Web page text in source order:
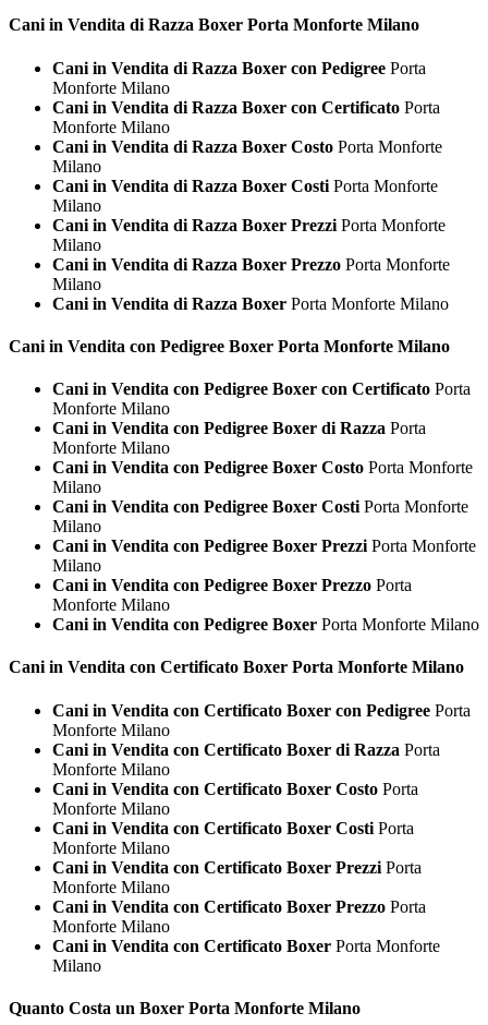
Cani in Vendita di Razza Boxer Porta Monforte Milano
Cani in Vendita di Razza Boxer con Pedigree Porta
Monforte Milano
Cani in Vendita di Razza Boxer con Certificato Porta
Monforte Milano
Cani in Vendita di Razza Boxer Costo Porta Monforte
Milano
Cani in Vendita di Razza Boxer Costi Porta Monforte
Milano
Cani in Vendita di Razza Boxer Prezzi Porta Monforte
Milano
Cani in Vendita di Razza Boxer Prezzo Porta Monforte
Milano
Cani in Vendita di Razza Boxer Porta Monforte Milano
Cani in Vendita con Pedigree Boxer Porta Monforte Milano
Cani in Vendita con Pedigree Boxer con Certificato Porta
Monforte Milano
Cani in Vendita con Pedigree Boxer di Razza Porta
Monforte Milano
Cani in Vendita con Pedigree Boxer Costo Porta Monforte
Milano
Cani in Vendita con Pedigree Boxer Costi Porta Monforte
Milano
Cani in Vendita con Pedigree Boxer Prezzi Porta Monforte
Milano
Cani in Vendita con Pedigree Boxer Prezzo Porta
Monforte Milano
Cani in Vendita con Pedigree Boxer Porta Monforte Milano
Cani in Vendita con Certificato Boxer Porta Monforte Milano
Cani in Vendita con Certificato Boxer con Pedigree Porta
Monforte Milano
Cani in Vendita con Certificato Boxer di Razza Porta
Monforte Milano
Cani in Vendita con Certificato Boxer Costo Porta
Monforte Milano
Cani in Vendita con Certificato Boxer Costi Porta
Monforte Milano
Cani in Vendita con Certificato Boxer Prezzi Porta
Monforte Milano
Cani in Vendita con Certificato Boxer Prezzo Porta
Monforte Milano
Cani in Vendita con Certificato Boxer Porta Monforte
Milano
Quanto Costa un Boxer Porta Monforte Milano